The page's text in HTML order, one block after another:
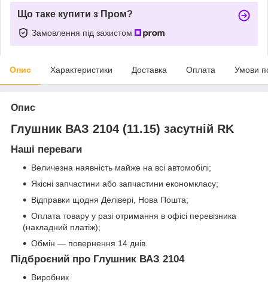
Що таке купити з Пром?
Замовлення під захистом
Опис Характеристики Доставка Оплата Умови
Опис
Глушник ВАЗ 2104 (11.15) засутній RK
Наші переваги
Величезна наявність майже на всі автомобілі;
Якісні запчастини або запчастини економкласу;
Відправки щодня Делівері, Нова Пошта;
Оплата товару у разі отримання в офісі перевізника
(накладний платіж);
Обмін — повернення 14 днів.
Підброєний про Глушник ВАЗ 2104
Виробник